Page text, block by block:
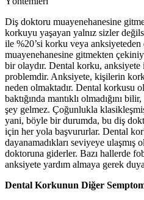
Diş doktoru muayenehanesine
korkuyu yaşayan yalnız sizler
ile %20’si korku veya anksiyeteden
muayenehanesine gitmekten
bir olaydır. Dental korku, anksiyete
problemdir. Anksiyete, kişilerin
neden olmaktadır. Dental korkusu
baktığında mantıklı olmadığını
şey gelmez. Çoğunlukla
yani, böyle bir durumda, bu diş
için her yola başvururlar. Dental
dayanamadıkları seviyeye ulaşmış
doktoruna giderler. Bazı hallerde
anksiyete yardım almaya gerek
Dental Korkunun Diğer